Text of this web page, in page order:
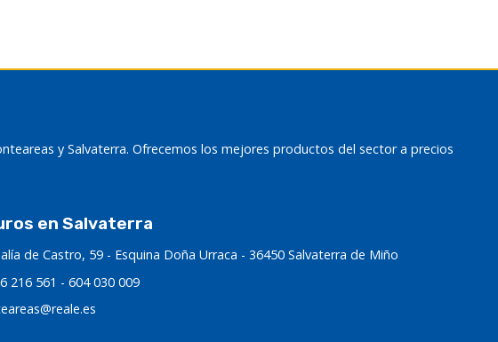
y Salvaterra. Ofrecemos los mejores productos del sector a precios
en Salvaterra
de Castro, 59 - Esquina Doña Urraca - 36450 Salvaterra de Miño
216 561 - 604 030 009